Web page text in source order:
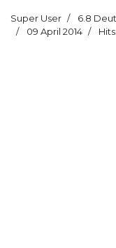
Super User
6.8
09 April 2014